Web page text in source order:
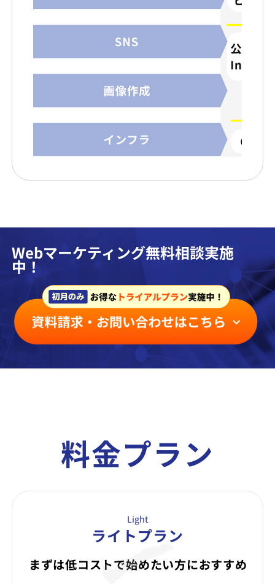
Webマーケティング無料相談実施
中！
料金プラン
Light
ライトプラン
まずは低コストで始めたい方におすすめ